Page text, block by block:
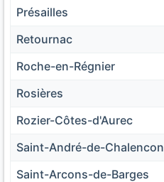
Présailles
Retournac
Roche-en-Régnier
Rosières
Rozier-Côtes-d'Aurec
Saint-André-de-Chalencon
Saint-Arcons-de-Barges